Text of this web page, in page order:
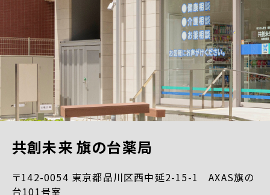
共創未来 旗の台薬局
〒142-0054 東京都品川区西中延2-15-1 AXAS旗の
台101号室